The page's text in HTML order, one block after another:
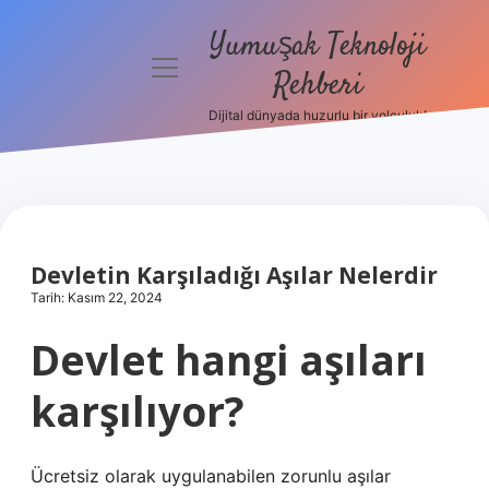
menüyüYumuşak Teknoloji
Rehberi
Dijital dünyada huzurlu bir yolculuk!
Devletin Karşıladığı Aşılar Nelerdir
Tarih: Kasım 22, 2024
Devlet hangi aşıları
karşılıyor?
Ücretsiz olarak uygulanabilen zorunlu aşılar